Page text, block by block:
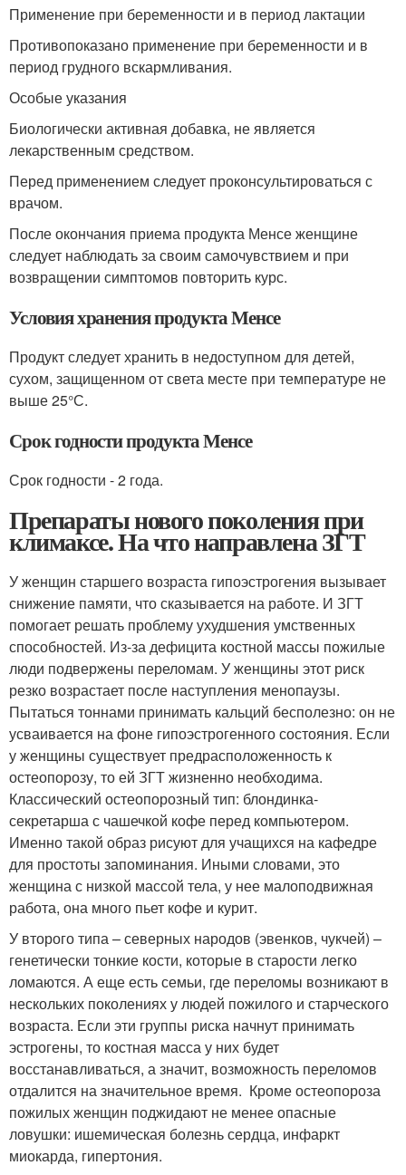
Применение при беременности и в период лактации
Противопоказано применение при беременности и в
период грудного вскармливания.
Особые указания
Биологически активная добавка, не является
лекарственным средством.
Перед применением следует проконсультироваться с
врачом.
После окончания приема продукта Менсе женщине
следует наблюдать за своим самочувствием и при
возвращении симптомов повторить курс.
Условия хранения продукта Менсе
Продукт следует хранить в недоступном для детей,
сухом, защищенном от света месте при температуре не
выше 25°С.
Срок годности продукта Менсе
Срок годности - 2 года.
Препараты нового поколения при
климаксе. На что направлена ЗГТ
У женщин старшего возраста гипоэстрогения вызывает
снижение памяти, что сказывается на работе. И ЗГТ
помогает решать проблему ухудшения умственных
способностей. Из-за дефицита костной массы пожилые
люди подвержены переломам. У женщины этот риск
резко возрастает после наступления менопаузы.
Пытаться тоннами принимать кальций бесполезно: он не
усваивается на фоне гипоэстрогенного состояния. Если
у женщины существует предрасположенность к
остеопорозу, то ей ЗГТ жизненно необходима.
Классический остеопорозный тип: блондинка-
секретарша с чашечкой кофе перед компьютером.
Именно такой образ рисуют для учащихся на кафедре
для простоты запоминания. Иными словами, это
женщина с низкой массой тела, у нее малоподвижная
работа, она много пьет кофе и курит.
У второго типа – северных народов (эвенков, чукчей) –
генетически тонкие кости, которые в старости легко
ломаются. А еще есть семьи, где переломы возникают в
нескольких поколениях у людей пожилого и старческого
возраста. Если эти группы риска начнут принимать
эстрогены, то костная масса у них будет
восстанавливаться, а значит, возможность переломов
отдалится на значительное время. Кроме остеопороза
пожилых женщин поджидают не менее опасные
ловушки: ишемическая болезнь сердца, инфаркт
миокарда, гипертония.